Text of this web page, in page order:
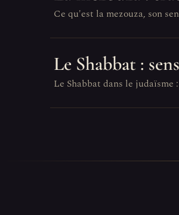
Ce qu'est la mezouza, son
Le Shabbat :
Le Shabbat dans le